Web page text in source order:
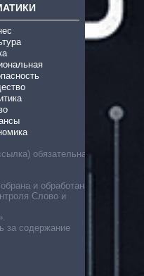
обязательна
и обработана
Слово и
за содержание